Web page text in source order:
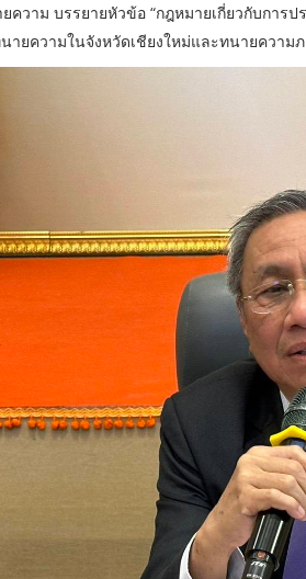
ความ บรรยายหัวข้อ “กฎหมายเกี่ยวกับกา
นายความในจังหวัดเชียงใหม่และทนายควา